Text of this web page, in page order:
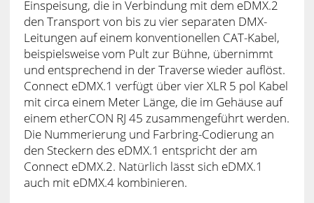
Einspeisung, die in Verbindung mit dem eDMX.2
den Transport von bis zu vier separaten DMX-
Leitungen auf einem konventionellen CAT-Kabel,
beispielsweise vom Pult zur Bühne, übernimmt
und entsprechend in der Traverse wieder auflöst.
Connect eDMX.1 verfügt über vier XLR 5 pol Kabel
mit circa einem Meter Länge, die im Gehäuse auf
einem etherCON RJ 45 zusammengeführt werden.
Die Nummerierung und Farbring-Codierung an
den Steckern des eDMX.1 entspricht der am
Connect eDMX.2. Natürlich lässt sich eDMX.1
auch mit eDMX.4 kombinieren.